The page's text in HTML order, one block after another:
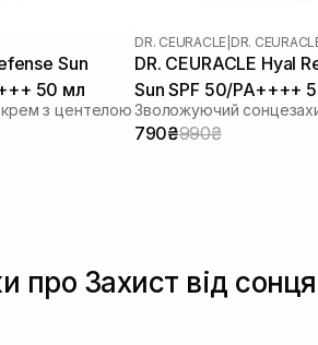
Sun
50 мл
крем з центелою
DR. CEURACLE DR.
DR. CEURACLE Hyal
Sun SPF 50/PA++++
790₴990₴
про Захист від